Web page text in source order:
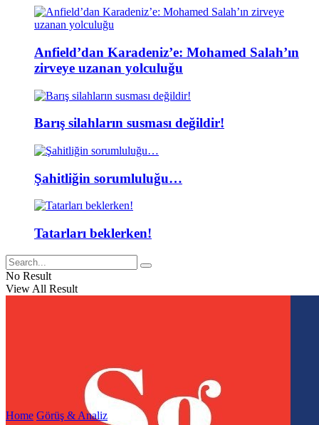
Anfield’dan Karadeniz’e: Mohamed Salah’ın
zirveye uzanan yolculuğu
Barış silahların susması değildir!
Şahitliğin sorumluluğu…
Tatarları beklerken!
No Result
View All Result
Home Görüş & Analiz